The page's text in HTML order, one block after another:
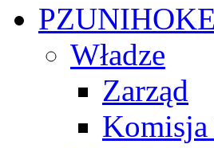
Władze
Zarząd